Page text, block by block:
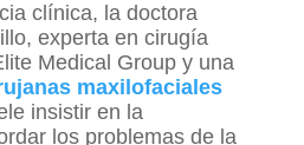
clínica, la doctora
experta en cirugía
Medical Group y una
maxilofaciales
insistir en la
los problemas de la